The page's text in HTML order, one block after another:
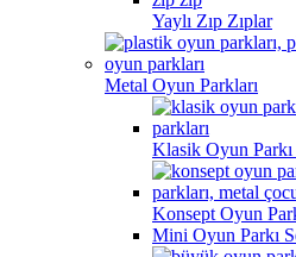
Yaylı Zıp Zıplar
Metal Oyun Parkları
Klasik Oyun Parkı
Konsept Oyun
Mini Oyun Parkı